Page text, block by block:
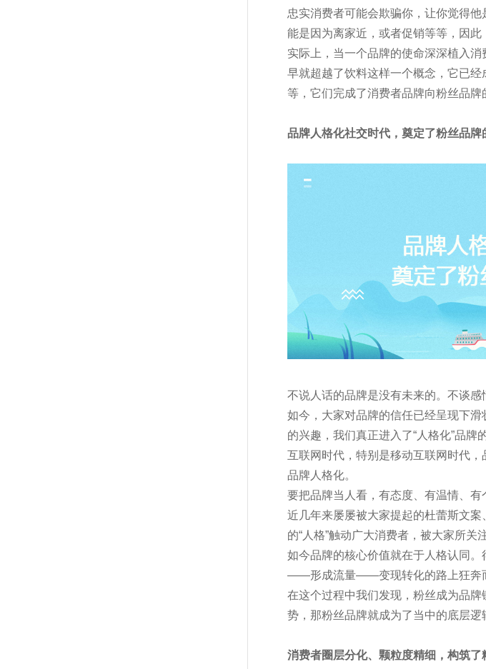
忠实消费者可能会欺骗你，让你觉得
能是因为离家近，或者促销等等，因此
实际上，当一个品牌的使命深深植入
早就超越了饮料这样一个概念，它已
等，它们完成了消费者品牌向粉丝品
品牌人格化社交时代，奠定了粉丝品牌
不说人话的品牌是没有未来的。不谈感
如今，大家对品牌的信任已经呈现下
的兴趣，我们真正进入了“人格化”品牌
互联网时代，特别是移动互联网时代
品牌人格化。
要把品牌当人看，有态度、有温情、有
近几年来屡屡被大家提起的杜蕾斯文
的“人格”触动广大消费者，被大家所关
如今品牌的核心价值就在于人格认同
——形成流量——变现转化的路上狂奔
在这个过程中我们发现，粉丝成为品
势，那粉丝品牌就成为了当中的底层逻
消费者圈层分化、颗粒度精细，构筑了